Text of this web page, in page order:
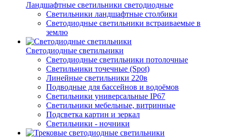
Ландшафтные светильники светодиодные
Светильники ландшафтные столбики
Светодиодные светильники встраиваемые в
землю
Светодиодные светильники
Светодиодные светильники потолочные
Светильники точечные (Spot)
Линейные светильники 220в
Подводные для бассейнов и водоёмов
Светильники универсальные IP67
Светильники мебельные, витринные
Подсветка картин и зеркал
Светильники - ночники